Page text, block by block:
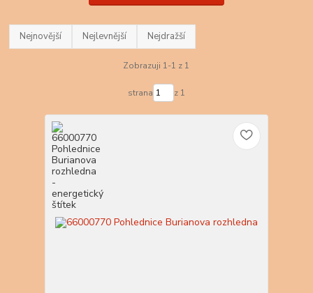
Nejnovější Nejlevnější Nejdražší
Zobrazuji 1-1 z 1
strana z 1